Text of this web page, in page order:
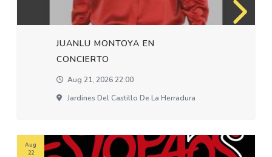
JUANLU MONTOYA EN
CONCIERTO
Aug 21, 2026 22:00
Jardines Del Castillo De La Herradura
Aug
22